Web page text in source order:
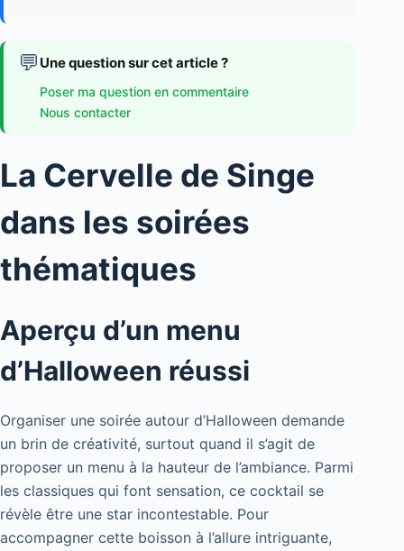
💬 Une question sur cet article ?
Poser ma question en commentaire
Nous contacter
La Cervelle de Singe
dans les soirées
thématiques
Aperçu d’un menu
d’Halloween réussi
Organiser une soirée autour d’Halloween demande
un brin de créativité, surtout quand il s’agit de
proposer un menu à la hauteur de l’ambiance. Parmi
les classiques qui font sensation, ce cocktail se
révèle être une star incontestable. Pour
accompagner cette boisson à l’allure intriguante,